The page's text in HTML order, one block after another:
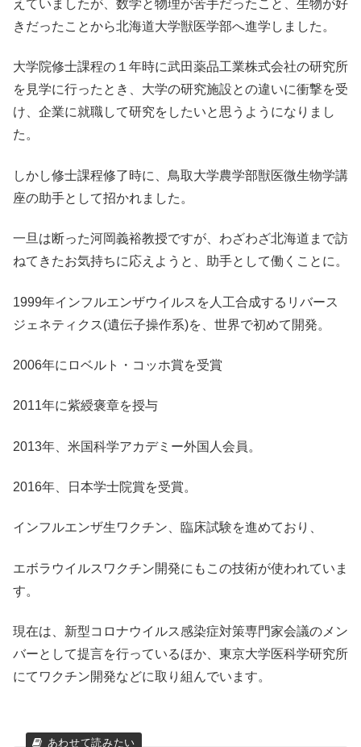
えていましたが、数学と物理が苦手だったこと、生物が好
きだったことから北海道大学獣医学部へ進学しました。
大学院修士課程の１年時に武田薬品工業株式会社の研究所
を見学に行ったとき、大学の研究施設との違いに衝撃を受
け、企業に就職して研究をしたいと思うようになりまし
た。
しかし修士課程修了時に、鳥取大学農学部獣医微生物学講
座の助手として招かれました。
一旦は断った河岡義裕教授ですが、わざわざ北海道まで訪
ねてきたお気持ちに応えようと、助手として働くことに。
1999年インフルエンザウイルスを人工合成するリバース
ジェネティクス(遺伝子操作系)を、世界で初めて開発。
2006年にロベルト・コッホ賞を受賞
2011年に紫綬褒章を授与
2013年、米国科学アカデミー外国人会員。
2016年、日本学士院賞を受賞。
インフルエンザ生ワクチン、臨床試験を進めており、
エボラウイルスワクチン開発にもこの技術が使われていま
す。
現在は、新型コロナウイルス感染症対策専門家会議のメン
バーとして提言を行っているほか、東京大学医科学研究所
にてワクチン開発などに取り組んでいます。